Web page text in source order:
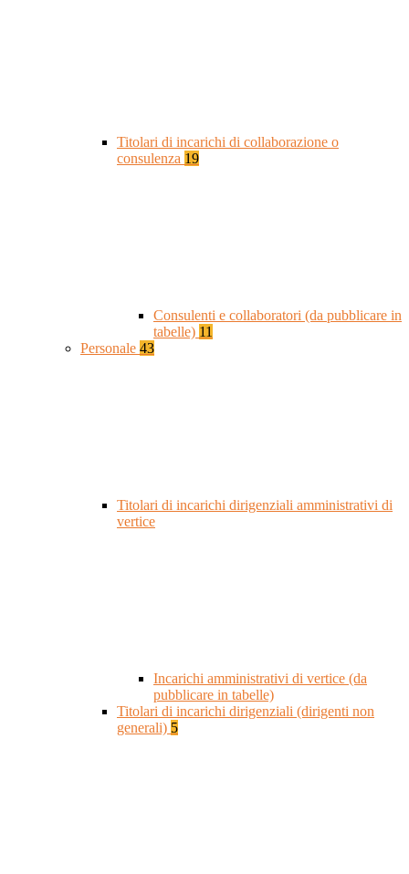
Titolari di incarichi di collaborazione o
consulenza 19
Consulenti e collaboratori (da pubblicare in
tabelle) 11
Personale 43
Titolari di incarichi dirigenziali amministrativi di
vertice
Incarichi amministrativi di vertice (da
pubblicare in tabelle)
Titolari di incarichi dirigenziali (dirigenti non
generali) 5